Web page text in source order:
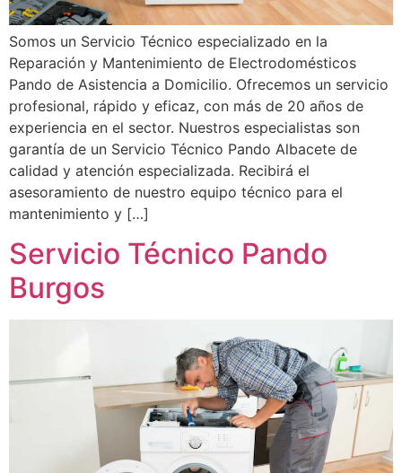
Somos un Servicio Técnico especializado en la
Reparación y Mantenimiento de Electrodomésticos
Pando de Asistencia a Domicilio. Ofrecemos un servicio
profesional, rápido y eficaz, con más de 20 años de
experiencia en el sector. Nuestros especialistas son
garantía de un Servicio Técnico Pando Albacete de
calidad y atención especializada. Recibirá el
asesoramiento de nuestro equipo técnico para el
mantenimiento y […]
Servicio Técnico Pando
Burgos